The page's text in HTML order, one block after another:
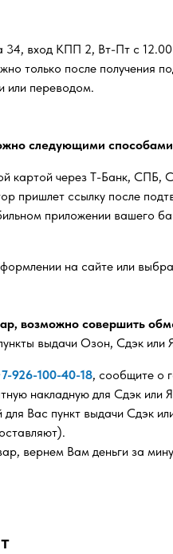
34, вход КПП 2, Вт-Пт с
только после получения
или переводом.
следующими
картой через Т-Банк,
пришлет ссылку после
приложении вашего
на сайте или
возможно совершить
выдачи Озон, Сдэк или
926-100-40-18, сообщите о
накладную для Сдэк или
Вас пункт выдачи Сдэк
вернем Вам деньги за